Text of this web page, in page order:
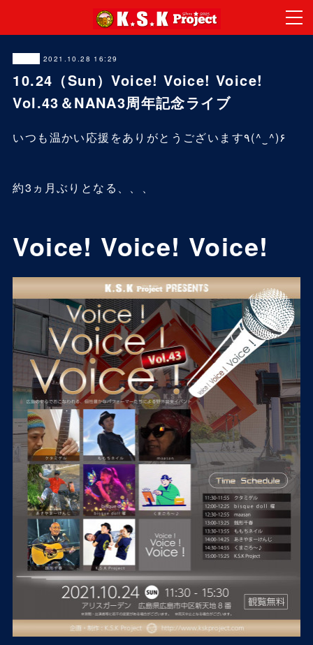
2021.10.28 16:29
10.24（Sun）Voice! Voice! Voice!
Vol.43＆NANA3周年記念ライブ
いつも温かい応援をありがとうございます٩(^‿^)۶
約3ヵ月ぶりとなる、、、
Voice! Voice! Voice!